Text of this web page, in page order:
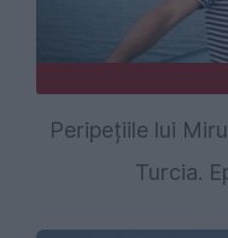
Peripețiile lui
Turcia.